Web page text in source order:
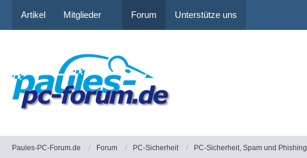
Artikel Mitglieder Forum Unterstütze uns
Paules-PC-Forum.de Forum PC-Sicherheit PC-Sicherheit, Spam und Phishing